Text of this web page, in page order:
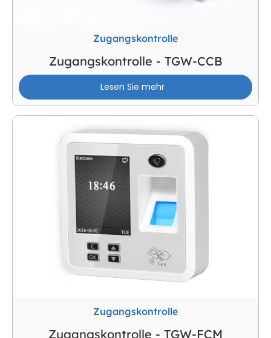
Zugangskontrolle
Zugangskontrolle - TGW-CCB
Lesen Sie mehr
Zugangskontrolle
Zugangskontrolle - TGW-FCM